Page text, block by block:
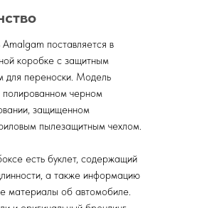
поставляется в
коробке с защитным
для переноски. Модель
полированном черном
защищенном
пылезащитным чехлом.
есть буклет, содержащий
а также информацию
материалы об автомобиле.